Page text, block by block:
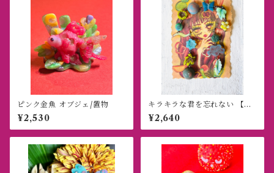
ピンク金魚 オブジェ/置物
¥2,530
キラキラな君を忘れない 【ピ
アス/ブレスレットセット】
¥2,640